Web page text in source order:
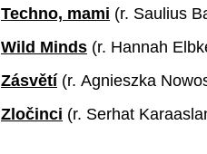
Techno, mami (r. Saulius
Wild Minds (r. Hannah
Zásvětí (r. Agnieszka
Zločinci (r. Serhat